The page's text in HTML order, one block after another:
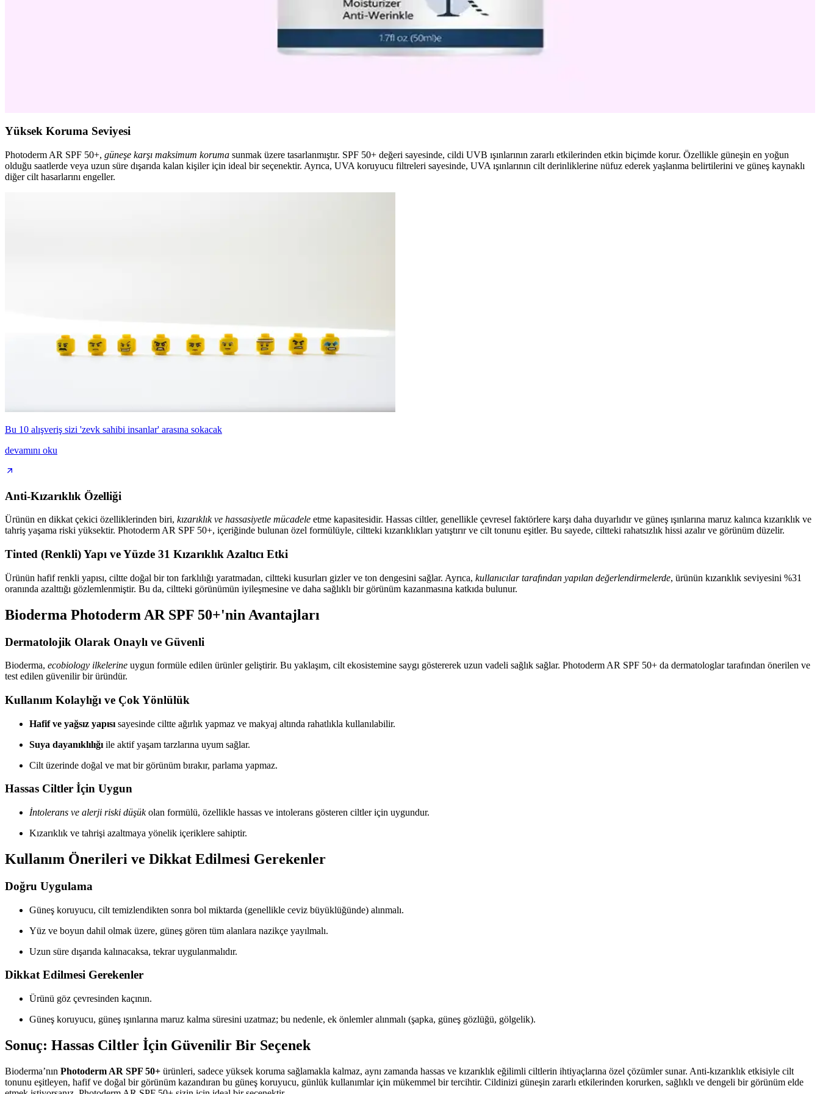
Missha B.B. Krem, hassas ciltlerde sivilce ve kuruluğa yol açabilir. Parfüm içermeyen, hafif dokulu alternatifler ve doğru kullanım önerileri ile cilt sağlığınızı koruyun.
Kuru Ciltler İçin Makyaj ve Cilt Bakımında Doğru Ürün ve Uygulama Seçimleri
Kuru ciltlerde makyajın pürüzsüz ve kalıcı olması için nemlendirme, nazik eksfoliasyon ve uygun ürün seçimi önemlidir. Hyaluronik asitli serumlar ve su bazlı fondötenler önerilir.
Yüksek Koruma Seviyesi
Photoderm AR SPF 50+, güneşe karşı maksimum koruma sunmak üzere tasarlanmıştır. SPF 50+ değeri sayesinde, cildi UVB ışınlarının zararlı etkilerinden etkin biçimde korur. Özellikle güneşin en yoğun
olduğu saatlerde veya uzun süre dışarıda kalan kişiler için ideal bir seçenektir. Ayrıca, UVA koruyucu filtreleri sayesinde, UVA ışınlarının cilt derinliklerine nüfuz ederek yaşlanma belirtilerini ve güneş kaynaklı
diğer cilt hasarlarını engeller.
Bu 10 alışveriş sizi 'zevk sahibi insanlar' arasına sokacak
devamını oku
Anti-Kızarıklık Özelliği
Ürünün en dikkat çekici özelliklerinden biri, kızarıklık ve hassasiyetle mücadele etme kapasitesidir. Hassas ciltler, genellikle çevresel faktörlere karşı daha duyarlıdır ve güneş ışınlarına maruz kalınca kızarıklık ve
tahriş yaşama riski yüksektir. Photoderm AR SPF 50+, içeriğinde bulunan özel formülüyle, ciltteki kızarıklıkları yatıştırır ve cilt tonunu eşitler. Bu sayede, ciltteki rahatsızlık hissi azalır ve görünüm düzelir.
Tinted (Renkli) Yapı ve Yüzde 31 Kızarıklık Azaltıcı Etki
Ürünün hafif renkli yapısı, ciltte doğal bir ton farklılığı yaratmadan, ciltteki kusurları gizler ve ton dengesini sağlar. Ayrıca, kullanıcılar tarafından yapılan değerlendirmelerde, ürünün kızarıklık seviyesini %31
oranında azalttığı gözlemlenmiştir. Bu da, ciltteki görünümün iyileşmesine ve daha sağlıklı bir görünüm kazanmasına katkıda bulunur.
Bioderma Photoderm AR SPF 50+'nin Avantajları
Dermatolojik Olarak Onaylı ve Güvenli
Bioderma, ecobiology ilkelerine uygun formüle edilen ürünler geliştirir. Bu yaklaşım, cilt ekosistemine saygı göstererek uzun vadeli sağlık sağlar. Photoderm AR SPF 50+ da dermatologlar tarafından önerilen ve
test edilen güvenilir bir üründür.
Kullanım Kolaylığı ve Çok Yönlülük
Hafif ve yağsız yapısı sayesinde ciltte ağırlık yapmaz ve makyaj altında rahatlıkla kullanılabilir.
Suya dayanıklılığı ile aktif yaşam tarzlarına uyum sağlar.
Cilt üzerinde doğal ve mat bir görünüm bırakır, parlama yapmaz.
Hassas Ciltler İçin Uygun
İntolerans ve alerji riski düşükolan formülü, özellikle hassas ve intolerans gösteren ciltler için uygundur.
Kızarıklık ve tahrişi azaltmaya yönelik içeriklere sahiptir.
Kullanım Önerileri ve Dikkat Edilmesi Gerekenler
Doğru Uygulama
Güneş koruyucu, cilt temizlendikten sonra bol miktarda (genellikle ceviz büyüklüğünde) alınmalı.
Yüz ve boyun dahil olmak üzere, güneş gören tüm alanlara nazikçe yayılmalı.
Uzun süre dışarıda kalınacaksa, tekrar uygulanmalıdır.
Dikkat Edilmesi Gerekenler
Ürünü göz çevresinden kaçının.
Güneş koruyucu, güneş ışınlarına maruz kalma süresini uzatmaz; bu nedenle, ek önlemler alınmalı (şapka, güneş gözlüğü, gölgelik).
Sonuç: Hassas Ciltler İçin Güvenilir Bir Seçenek
Bioderma’nın Photoderm AR SPF 50+ ürünleri, sadece yüksek koruma sağlamakla kalmaz, aynı zamanda hassas ve kızarıklık eğilimli ciltlerin ihtiyaçlarına özel çözümler sunar. Anti-kızarıklık etkisiyle cilt
tonunu eşitleyen, hafif ve doğal bir görünüm kazandıran bu güneş koruyucu, günlük kullanımlar için mükemmel bir tercihtir. Cildinizi güneşin zararlı etkilerinden korurken, sağlıklı ve dengeli bir görünüm elde